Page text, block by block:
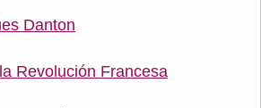
Danton
Revolución Francesa